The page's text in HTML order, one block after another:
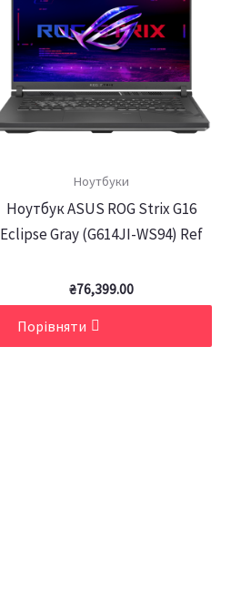
Ноутбуки
Ноутбук ASUS ROG Strix G16
Eclipse Gray (G614JI-WS94) Ref
₴76,399.00
Порівняти